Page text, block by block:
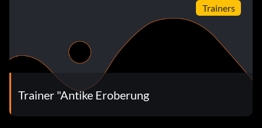
Trainers
Trainer "Antike Eroberung